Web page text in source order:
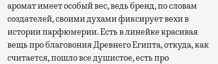
аромат имеет особый вес, ведь бренд, по словам
создателей, своими духами фиксирует вехи в
истории парфюмерии. Есть в линейке красивая
вещь про благовония Древнего Египта, откуда, как
считается, пошло все душистое, есть про